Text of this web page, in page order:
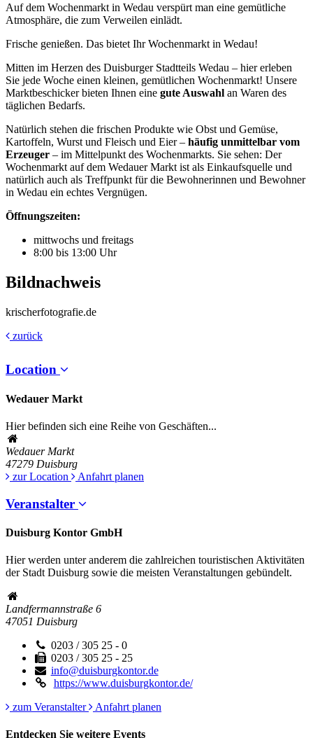
Auf dem Wochenmarkt in Wedau verspürt man eine gemütliche
Atmosphäre, die zum Verweilen einlädt.
Frische genießen. Das bietet Ihr Wochenmarkt in Wedau!
Mitten im Herzen des Duisburger Stadtteils Wedau – hier erleben
Sie jede Woche einen kleinen, gemütlichen Wochenmarkt! Unsere
Marktbeschicker bieten Ihnen eine gute Auswahl an Waren des
täglichen Bedarfs.
Natürlich stehen die frischen Produkte wie Obst und Gemüse,
Kartoffeln, Wurst und Fleisch und Eier – häufig unmittelbar vom
Erzeuger – im Mittelpunkt des Wochenmarkts. Sie sehen: Der
Wochenmarkt auf dem Wedauer Markt ist als Einkaufsquelle und
natürlich auch als Treffpunkt für die Bewohnerinnen und Bewohner
in Wedau ein echtes Vergnügen.
Öffnungszeiten:
mittwochs und freitags
8:00 bis 13:00 Uhr
Bildnachweis
krischerfotografie.de
zurück
Location
Wedauer Markt
Hier befinden sich eine Reihe von Geschäften...
Wedauer Markt
47279 Duisburg
zur Location
Anfahrt planen
Veranstalter
Duisburg Kontor GmbH
Hier werden unter anderem die zahlreichen touristischen Aktivitäten
der Stadt Duisburg sowie die meisten Veranstaltungen gebündelt.
Landfermannstraße 6
47051 Duisburg
0203 / 305 25 - 0
0203 / 305 25 - 25
info@duisburgkontor.de
https://www.duisburgkontor.de/
zum Veranstalter
Anfahrt planen
Entdecken Sie weitere Events